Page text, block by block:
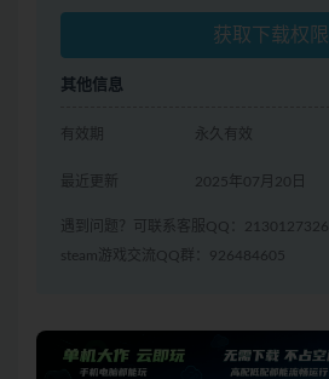
获取下载权限
其他信息
有效期 永久有效
最近更新 2025年07月20日
遇到问题？可联系客服QQ：2130127326
steam游戏交流QQ群：926484605